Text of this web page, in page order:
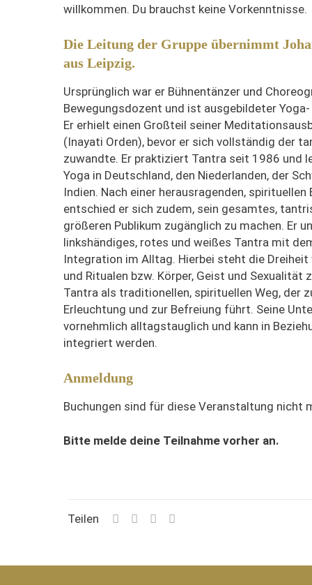
willkommen. Du brauchst keine Vorkenntnisse.
Die Leitung der Gruppe übernimmt
aus Leipzig.
Ursprünglich war er Bühnentänzer und
Bewegungsdozent und ist ausgebildeter
Er erhielt einen Großteil seiner
(Inayati Orden), bevor er sich vollständig der
zuwandte. Er praktiziert Tantra seit 1986 und
Yoga in Deutschland, den Niederlanden, der
Indien. Nach einer herausragenden,
entschied er sich zudem, sein gesamtes,
größeren Publikum zugänglich zu machen. Er
linkshändiges, rotes und weißes Tantra mit
Integration im Alltag. Hierbei steht die Dreiheit
und Ritualen bzw. Körper, Geist und Sexualität
Tantra als traditionellen, spirituellen Weg, der
Erleuchtung und zur Befreiung führt. Seine
vornehmlich alltagstauglich und kann in
integriert werden.
Anmeldung
Buchungen sind für diese Veranstaltung nicht
Bitte melde deine Teilnahme vorher an.
Teilen